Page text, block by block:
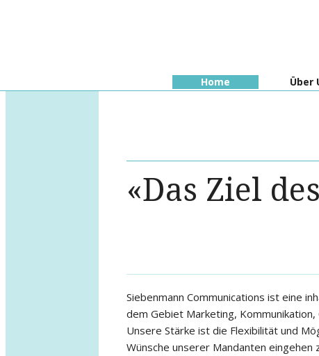
Home Über
«Das Ziel
Siebenmann Communications ist eine
dem Gebiet Marketing,
Unsere Stärke ist die Flexibilität und
Wünsche unserer Mandanten eingehen
klare Sprache die jedermann und jede
Jahren haben wir uns vor allem auf
nicht über die nötigen Marketing